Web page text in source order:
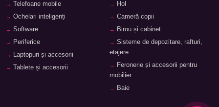
Telefoane mobile
Ochelari inteligenți
Software
Periferice
Laptopuri și accesorii
Tablete și accesorii
Hol
Cameră copii
Birou și cabinet
Sisteme de depozitare, rafturi,
etajere
Feronerie și accesorii pentru
mobilier
Baie